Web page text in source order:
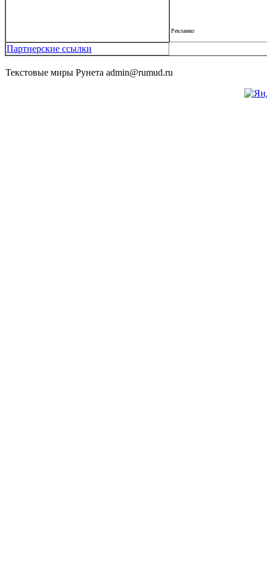
Рекламко
Партнерские ссылки
Текстовые миры Рунета admin@rumud.ru